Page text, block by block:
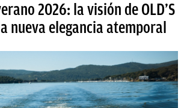
2026: la visión de OLD’S
nueva elegancia atemporal